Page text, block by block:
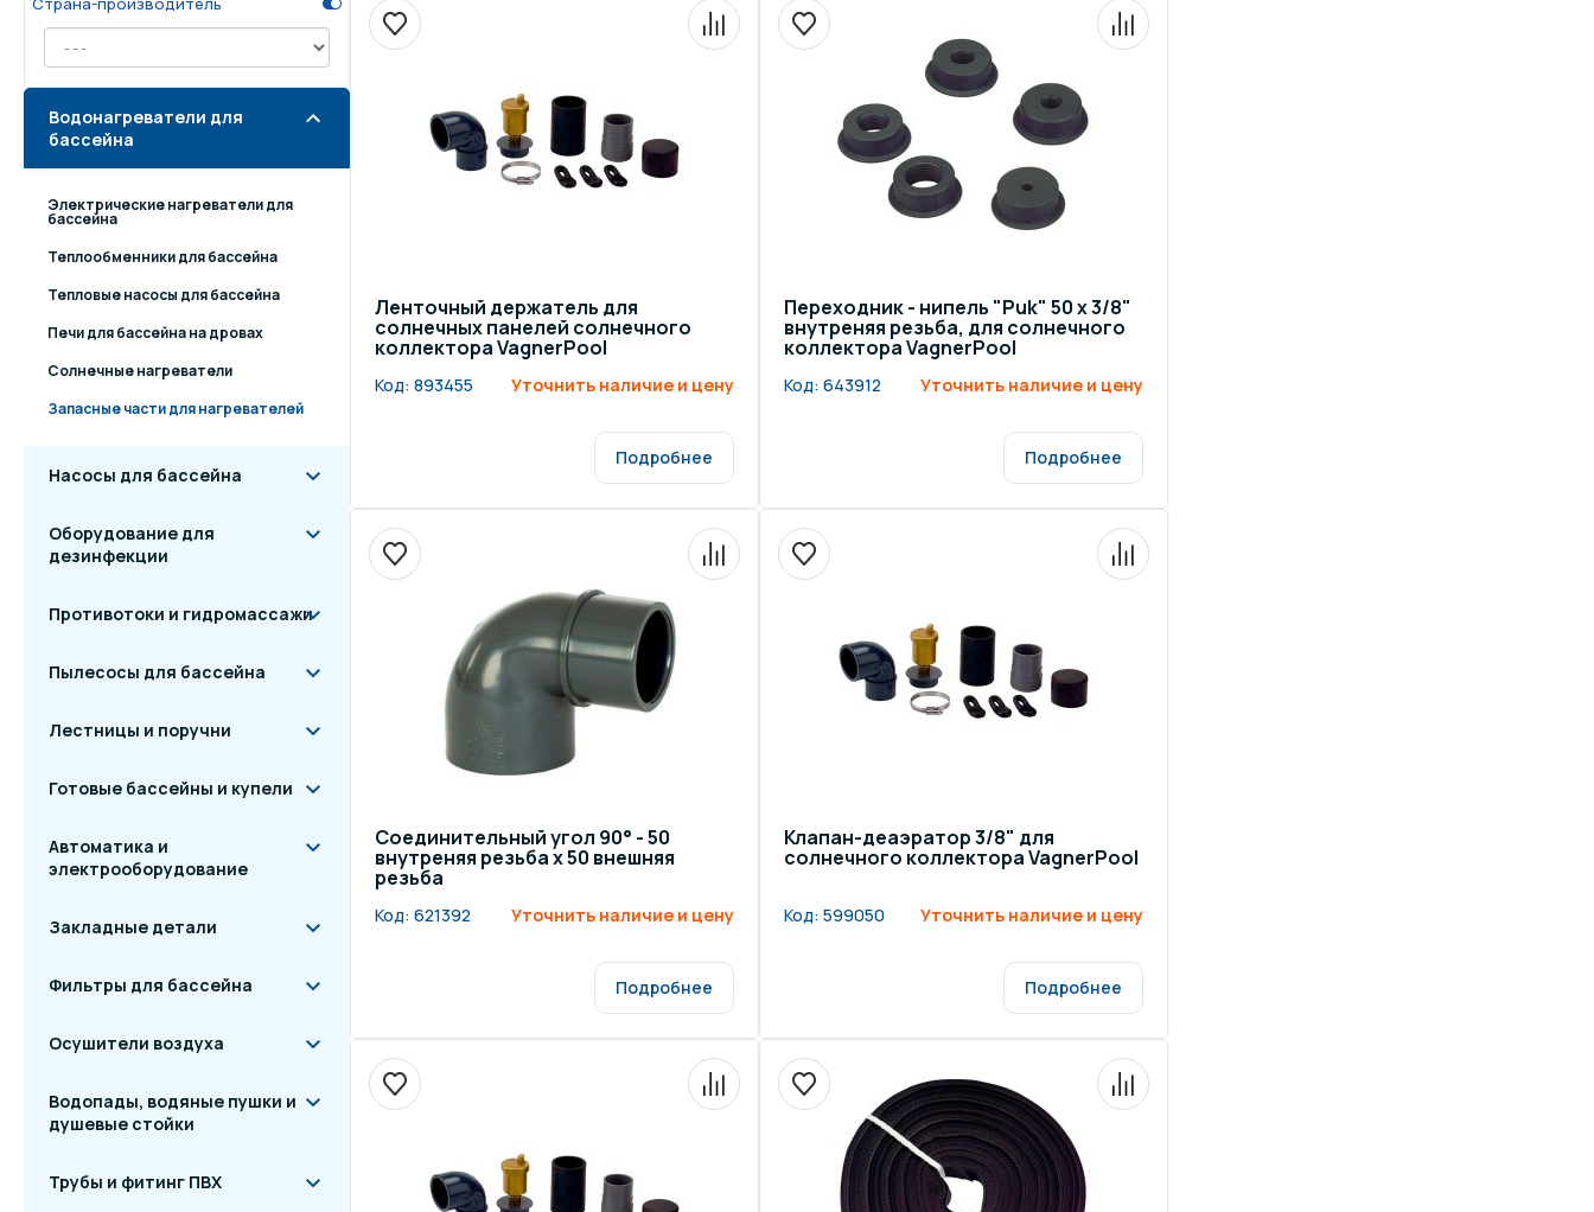
Освещение и подсветка для
Измерение параметров воды
Системы безопасности Отделочные материалы Строительные материалы
Водонагреватели для
бассейна
Электрические нагреватели для
бассейна
Теплообменники для бассейна
Тепловые насосы для бассейна
Печи для бассейна на дровах
Солнечные нагреватели
Запасные части для нагревателей
Насосы для бассейна
Оборудование для
дезинфекции
Противотоки и гидромассажи
Пылесосы для бассейна
Лестницы и поручни
Готовые бассейны и купели
Автоматика и
электрооборудование
Закладные детали
Фильтры для бассейна
Осушители воздуха
Водопады, водяные пушки и
душевые стойки
Трубы и фитинг ПВХ
Ленточный держатель для
солнечных панелей солнечного
коллектора VagnerPool
Код: 893455 Уточнить наличие и цену
Подробнее
Переходник - нипель "Puk" 50 х 3/8"
внутреняя резьба, для солнечного
коллектора VagnerPool
Код: 643912 Уточнить наличие и цену
Подробнее
Соединительный угол 90° - 50
внутреняя резьба х 50 внешняя
резьба
Код: 621392 Уточнить наличие и цену
Подробнее
Клапан-деаэратор 3/8" для
солнечного коллектора VagnerPool
Код: 599050 Уточнить наличие и цену
Подробнее